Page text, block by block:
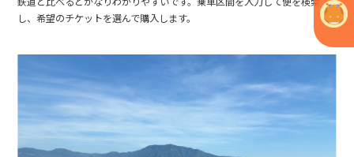
し、希望のチケットを選んで購入します。